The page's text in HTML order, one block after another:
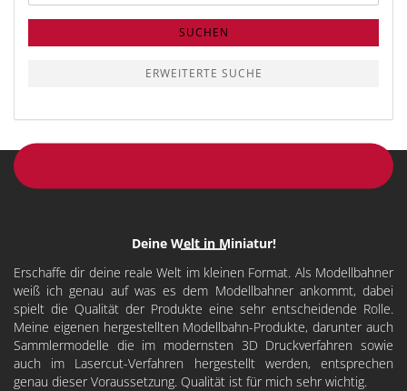
SUCHEN
ERWEITERTE SUCHE
Deine Welt in Miniatur!
Erschaffe dir deine reale Welt im kleinen Format. Als Modellbahner
weiß ich genau auf was es dem Modellbahner ankommt, dabei
spielt die Qualität der Produkte eine sehr entscheidende Rolle.
Meine eigenen hergestellten Modellbahn-Produkte, darunter auch
Sammlermodelle die im modernsten 3D Druckverfahren sowie
auch im Lasercut-Verfahren hergestellt werden, entsprechen
genau dieser Voraussetzung. Qualität ist für mich sehr wichtig.